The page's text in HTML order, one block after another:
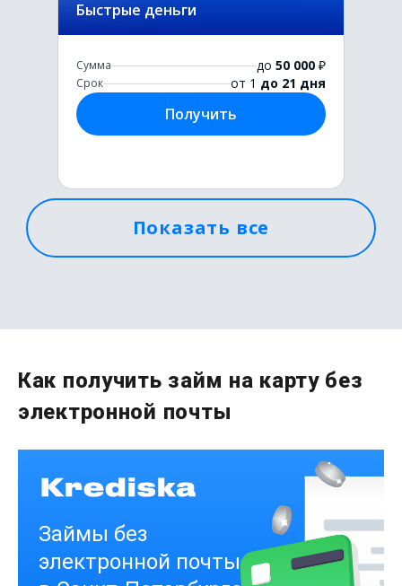
Быстрые деньги
Сумма до 50 000 ₽
Срок от 1 до 21 дня
Получить
Деньги на здоровье
Показать все
Как получить займ на карту без
электронной почты